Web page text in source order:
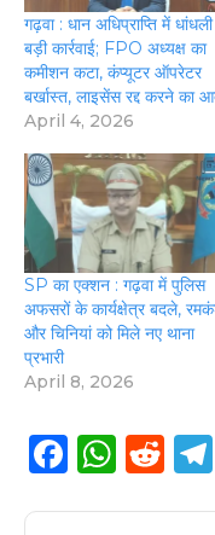
गढ़वा : धान अधिप्राप्ति में
बड़ी कार्रवाई; FPO अध्यक्ष का
कमीशन कटा, कंप्यूटर ऑपरेटर
बर्खास्त, लाइसेंस रद्द करने का
April 4, 2026
SP का एक्शन : गढ़वा में पुलिस
अफसरों के कार्यक्षेत्र बदले,
और चिनियां को मिले नए थाना
प्रभारी
April 8, 2026
F
W R